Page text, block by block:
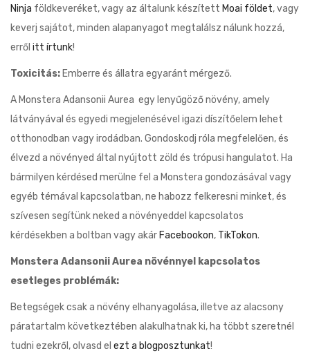
Ninja földkeveréket, vagy az általunk készített Moai földet, vagy
keverj sajátot, minden alapanyagot megtalálsz nálunk hozzá,
erről itt írtunk!
Toxicitás: Emberre és állatra egyaránt mérgező.
A Monstera Adansonii Aurea egy lenyűgöző növény, amely
látványával és egyedi megjelenésével igazi díszítőelem lehet
otthonodban vagy irodádban. Gondoskodj róla megfelelően, és
élvezd a növényed által nyújtott zöld és trópusi hangulatot. Ha
bármilyen kérdésed merülne fel a Monstera gondozásával vagy
egyéb témával kapcsolatban, ne habozz felkeresni minket, és
szívesen segítünk neked a növényeddel kapcsolatos
kérdésekben a boltban vagy akár Facebookon, TikTokon.
Monstera Adansonii Aurea növénnyel kapcsolatos
esetleges problémák:
Betegségek csak a növény elhanyagolása, illetve az alacsony
páratartalm következtében alakulhatnak ki, ha többt szeretnél
tudni ezekről, olvasd el ezt a blogposztunkat!